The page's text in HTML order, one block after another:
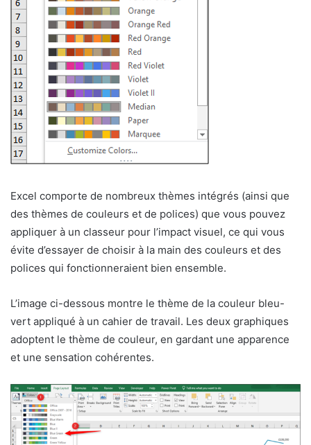
Excel comporte de nombreux thèmes intégrés (ainsi que
des thèmes de couleurs et de polices) que vous pouvez
appliquer à un classeur pour l’impact visuel, ce qui vous
évite d’essayer de choisir à la main des couleurs et des
polices qui fonctionneraient bien ensemble.
L’image ci-dessous montre le thème de la couleur bleu-
vert appliqué à un cahier de travail. Les deux graphiques
adoptent le thème de couleur, en gardant une apparence
et une sensation cohérentes.